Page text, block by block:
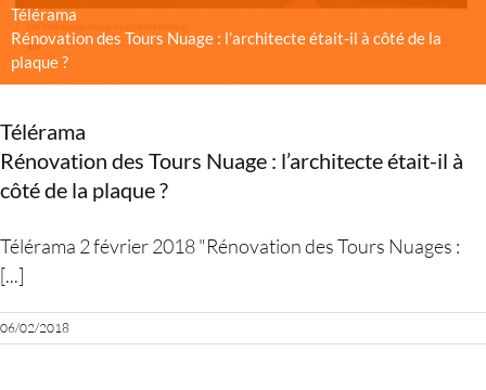
Télérama
Rénovation des Tours Nuage : l’architecte était-il à côté de la
plaque ?
Télérama
Rénovation des Tours Nuage : l’architecte était-il à
côté de la plaque ?
Télérama 2 février 2018 "Rénovation des Tours Nuages :
[...]
06/02/2018